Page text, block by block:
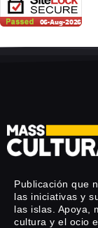
Publicación que
las iniciativas y
las islas. Apoya,
cultura y el ocio